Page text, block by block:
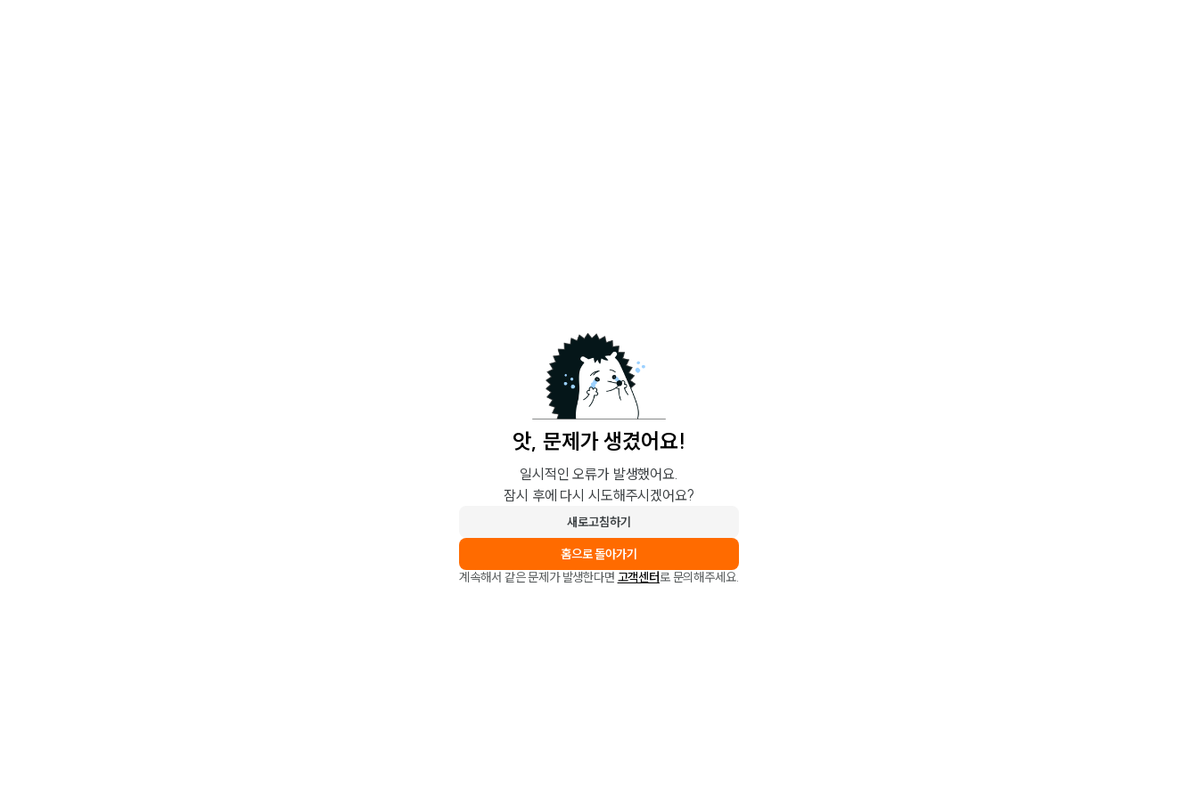
앗, 문제가 생겼어요!
일시적인 오류가 발생했어요.
잠시 후에 다시 시도해주시겠어요?
새로고침하기
홈으로 돌아가기
계속해서 같은 문제가 발생한다면 고객센터로 문의해주세요.